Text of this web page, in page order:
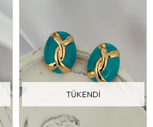
TÜKENDI